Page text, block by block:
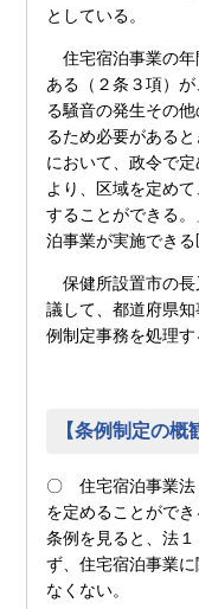
としている。
住宅宿泊事業の年
ある（２条３項）
る騒音の発生その
るため必要がある
において、政令で
より、区域を定め
することができる
泊事業が実施できる
保健所設置市の長
議して、都道府県
例制定事務を処理す
【条例制定の概
〇 住宅宿泊事業法
を定めることがで
条例を見ると、法
ず、住宅宿泊事業
なくない。